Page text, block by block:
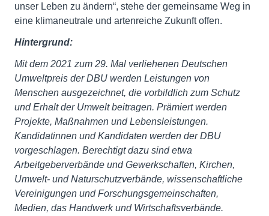
unser Leben zu ändern“, stehe der gemeinsame Weg in
eine klimaneutrale und artenreiche Zukunft offen.
Hintergrund:
Mit dem 2021 zum 29. Mal verliehenen Deutschen
Umweltpreis der DBU werden Leistungen von
Menschen ausgezeichnet, die vorbildlich zum Schutz
und Erhalt der Umwelt beitragen. Prämiert werden
Projekte, Maßnahmen und Lebensleistungen.
Kandidatinnen und Kandidaten werden der DBU
vorgeschlagen. Berechtigt dazu sind etwa
Arbeitgeberverbände und Gewerkschaften, Kirchen,
Umwelt- und Naturschutzverbände, wissenschaftliche
Vereinigungen und Forschungsgemeinschaften,
Medien, das Handwerk und Wirtschaftsverbände.